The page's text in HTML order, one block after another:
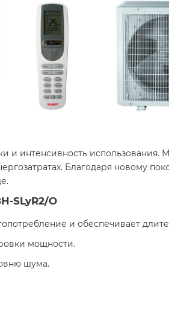
использования.
Благодаря новому
SLyR2/O
и обеспечивает
мощности.
шума.